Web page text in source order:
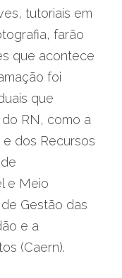
tutoriais em
farão
que acontece
foi
que
RN, como a
dos Recursos
e Meio
Gestão das
e a
(Caern).